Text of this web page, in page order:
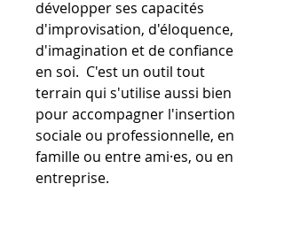
développer ses capacités
d'improvisation, d'éloquence,
d'imagination et de confiance
en soi. C'est un outil tout
terrain qui s'utilise aussi bien
pour accompagner l'insertion
sociale ou professionnelle, en
famille ou entre ami·es, ou en
entreprise.